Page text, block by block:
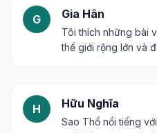
G Gia Hân
Tôi thích những bài
thế giới rộng lớn và
H Hữu Nghĩa
Sao Thổ nổi tiếng